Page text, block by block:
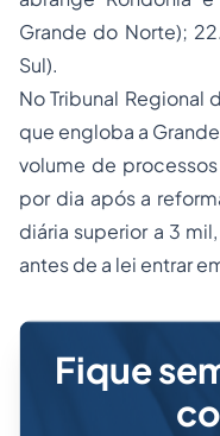
Grande do Norte);
Sul).
No Tribunal Regional
que engloba a
volume de
por dia após a
diária superior a 3
antes de a lei entrar
Fique